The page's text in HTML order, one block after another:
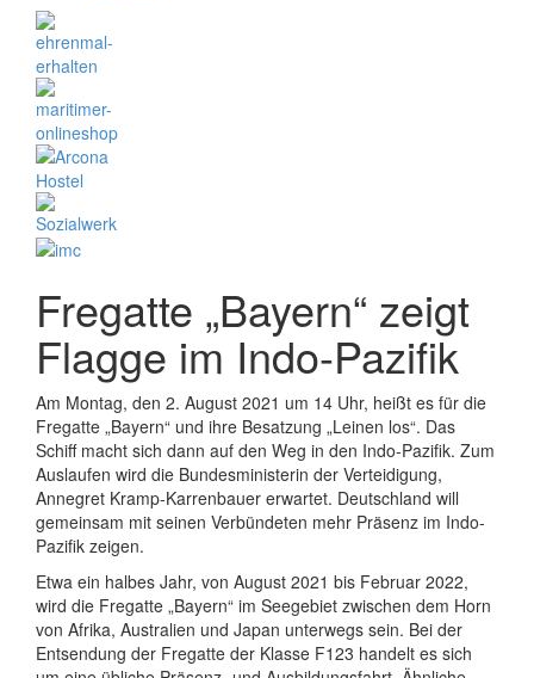
Fregatte „Bayern“ zeigt
Flagge im Indo-Pazifik
Am Montag, den 2. August 2021 um 14 Uhr, heißt es für die
Fregatte „Bayern“ und ihre Besatzung „Leinen los“. Das
Schiff macht sich dann auf den Weg in den Indo-Pazifik. Zum
Auslaufen wird die Bundesministerin der Verteidigung,
Annegret Kramp-Karrenbauer erwartet. Deutschland will
gemeinsam mit seinen Verbündeten mehr Präsenz im Indo-
Pazifik zeigen.
Etwa ein halbes Jahr, von August 2021 bis Februar 2022,
wird die Fregatte „Bayern“ im Seegebiet zwischen dem Horn
von Afrika, Australien und Japan unterwegs sein. Bei der
Entsendung der Fregatte der Klasse F123 handelt es sich